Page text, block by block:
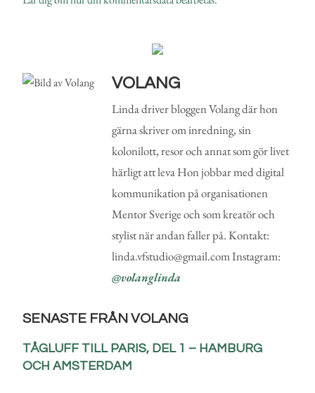
VOLANG
Linda driver bloggen Volang där hon
gärna skriver om inredning, sin
kolonilott, resor och annat som gör livet
härligt att leva Hon jobbar med digital
kommunikation på organisationen
Mentor Sverige och som kreatör och
stylist när andan faller på. Kontakt:
linda.vfstudio@gmail.com Instagram:
@volanglinda
SENASTE FRÅN VOLANG
TÅGLUFF TILL PARIS, DEL 1 – HAMBURG
OCH AMSTERDAM